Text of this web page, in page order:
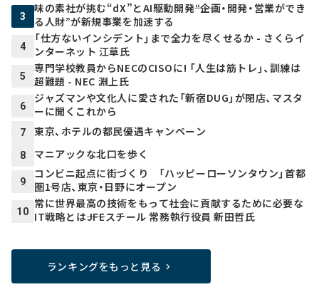
3
味の素社が挑む“dX”とAI駆動開発――“企画・開発・営業ができ
る人財”が新規事業を加速する
4
「仕方ないインシデント」まで全力を尽くせるか - さくらイ
ンターネット 江草氏
5
専門学校教員からNECのCISOに! 「人生は筋トレ」、訓練は
超難題 - NEC 淵上氏
6
ジャズマンや文化人に愛された「新宿DUG」が閉店、マスタ
ーに聞くこれから
7 東京、ホテルの都民優遇キャンペーン
8 マニアックな北口を歩く
9
コンビニ起点に街づくり 「ハッピーローソンタウン」首都
圏1号店、東京・日野にオープン
10
常に世界最高の技術をもって社会に貢献するために必要な
IT戦略とは――JFEスチール 常務執行役員 新田哲氏
ランキングをもっと見る